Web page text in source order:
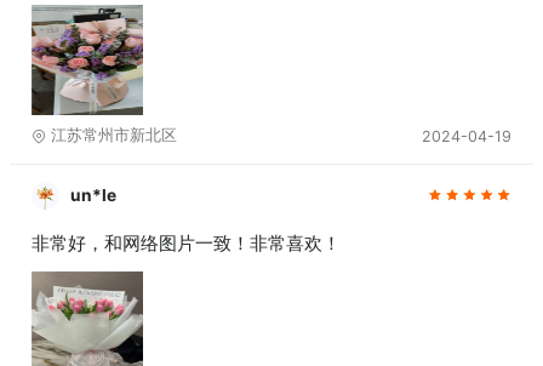
江苏常州市新北区 2024-04-19
un*le
非常好，和网络图片一致！非常喜欢！